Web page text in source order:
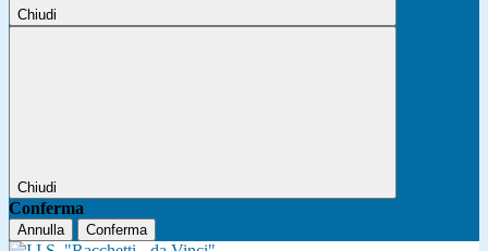
Chiudi
Chiudi
Conferma
Annulla Conferma